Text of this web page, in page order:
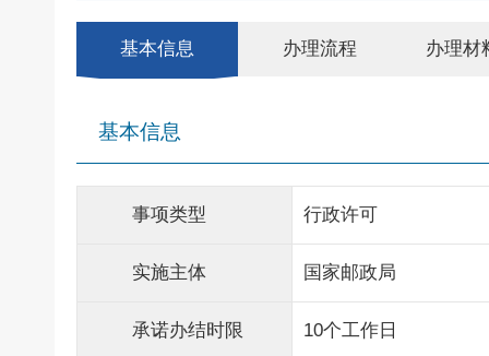
基本信息 办理流程 办理材
基本信息
事项类型 行政许可
实施主体 国家邮政局
承诺办结时限 10个工作日